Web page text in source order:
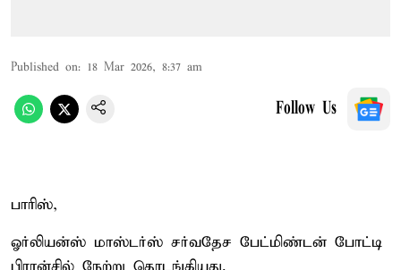
Published on: 18 Mar 2026, 8:37 am
Follow Us
பாரிஸ்,
ஓர்லியன்ஸ் மாஸ்டர்ஸ் சர்வதேச பேட்மிண்டன் போட்டி